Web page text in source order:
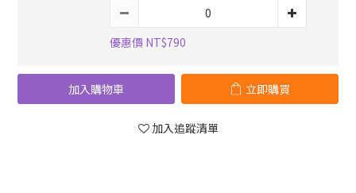
優惠價 NT$790
加入購物車 立即購買
加入追蹤清單